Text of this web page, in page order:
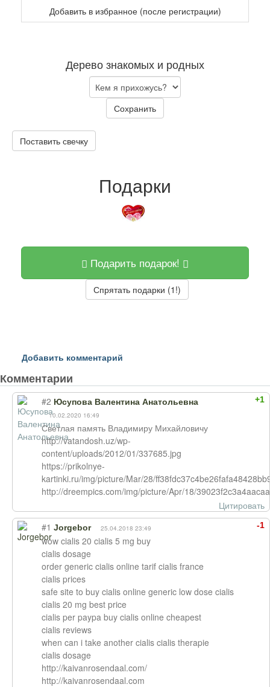
Добавить в избранное (после регистрации)
Дерево знакомых и родных
Сохранить
Поставить свечку
Подарки
Подарить подарок!
Спрятать подарки (1!)
Добавить комментарий
Комментарии
+1
#2 Юсупова Валентина Анатольевна
10.02.2020 16:49
Светлая память Владимиру Михайловичу
http://vatandosh.uz/wp-
content/uploads/2012/01/337685.jpg
https://prikolnye-
kartinki.ru/img/picture/Mar/28/
http://dreempics.com/img/picture/Apr/18/
Цитировать
-1
#1 Jorgebor 25.04.2018 23:49
wow cialis 20 cialis 5 mg buy
cialis dosage
order generic cialis online tarif cialis france
cialis prices
safe site to buy cialis online generic low dose cialis
cialis 20 mg best price
cialis per paypa buy cialis online cheapest
cialis reviews
when can i take another cialis cialis therapie
cialis dosage
http://kaivanrosendaal.com/
http://kaivanrosendaal.com